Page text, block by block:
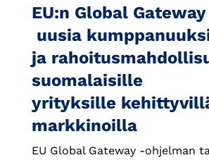
EU:n Global
uusia
ja
suomalaisille
yrityksille
markkinoilla
EU Global Gateway -ohjelman